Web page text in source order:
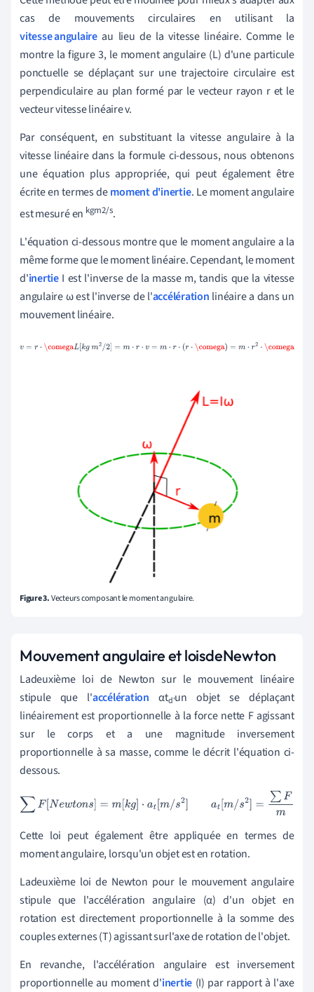
cas de mouvements circulaires en utilisant la
vitesse angulaireau lieu de la vitesse linéaire. Comme le
montre la figure 3, le moment angulaire (L) d'une particule
ponctuelle se déplaçant sur une trajectoire circulaire est
perpendiculaire au plan formé par le vecteur rayon r et le
vecteur vitesse linéaire v.
Par conséquent, en substituant la vitesse angulaire à la
vitesse linéaire dans la formule ci-dessous, nous obtenons
une équation plus appropriée, qui peut également être
écrite en termes demoment d'inertie. Le moment angulaire
est mesuré en kgm2/s.
L'équation ci-dessous montre que le moment angulaire a la
même forme que le moment linéaire. Cependant, le moment
d'inertieI est l'inverse de la masse m, tandis que la vitesse
angulaire ω est l'inverse de l'accélération linéaire a dans un
mouvement linéaire.
v=r⋅\comegaL[kgm2/2]=m⋅r⋅v=m⋅r⋅(r⋅\comega)=m⋅r2⋅\com
Figure 3.Vecteurs composant le moment angulaire.
Mouvement angulaire et loisdeNewton
Ladeuxième loi de Newton sur le mouvement linéaire
stipule que l'accélération αtd'un objet se déplaçant
linéairement est proportionnelle à la force nette F agissant
sur le corps et a une magnitude inversement
proportionnelle à sa masse, comme le décrit l'équation ci-
dessous.
∑F[Newt on s]=m[k g ]⋅at[m/s2 m/s2]= ∑Fm
Cette loi peut également être appliquée en termes de
moment angulaire, lorsqu'un objet est en rotation.
Ladeuxième loi de Newton pour le mouvement angulaire
stipule que l'accélération angulaire (α) d'un objet en
rotation est directement proportionnelle à la somme des
couples externes (T)agissant surl'axe de rotation de l'objet.
En revanche, l'accélération angulaire est inversement
proportionnelle au moment d'inertie (I) par rapport à l'axe